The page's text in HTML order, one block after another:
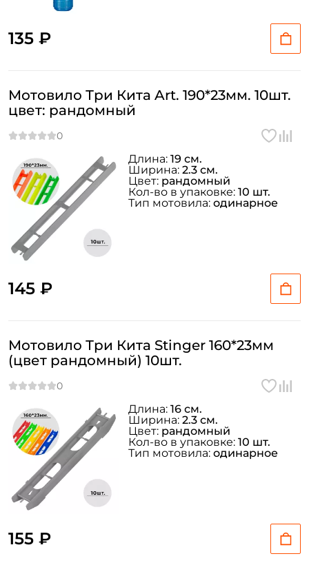
135 ₽
Мотовило Три Кита Art. 190*23мм. 10шт.
цвет: рандомный
145 ₽
Длина: 19 см.
Ширина: 2.3 см.
Цвет: рандомный
Кол-во в упаковке: 10 шт.
Тип мотовила: одинарное
Мотовило Три Кита Stinger 160*23мм
(цвет рандомный) 10шт.
155 ₽
Длина: 16 см.
Ширина: 2.3 см.
Цвет: рандомный
Кол-во в упаковке: 10 шт.
Тип мотовила: одинарное